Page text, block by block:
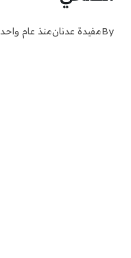
Byمفيدة عدنانمنذ عام واحد